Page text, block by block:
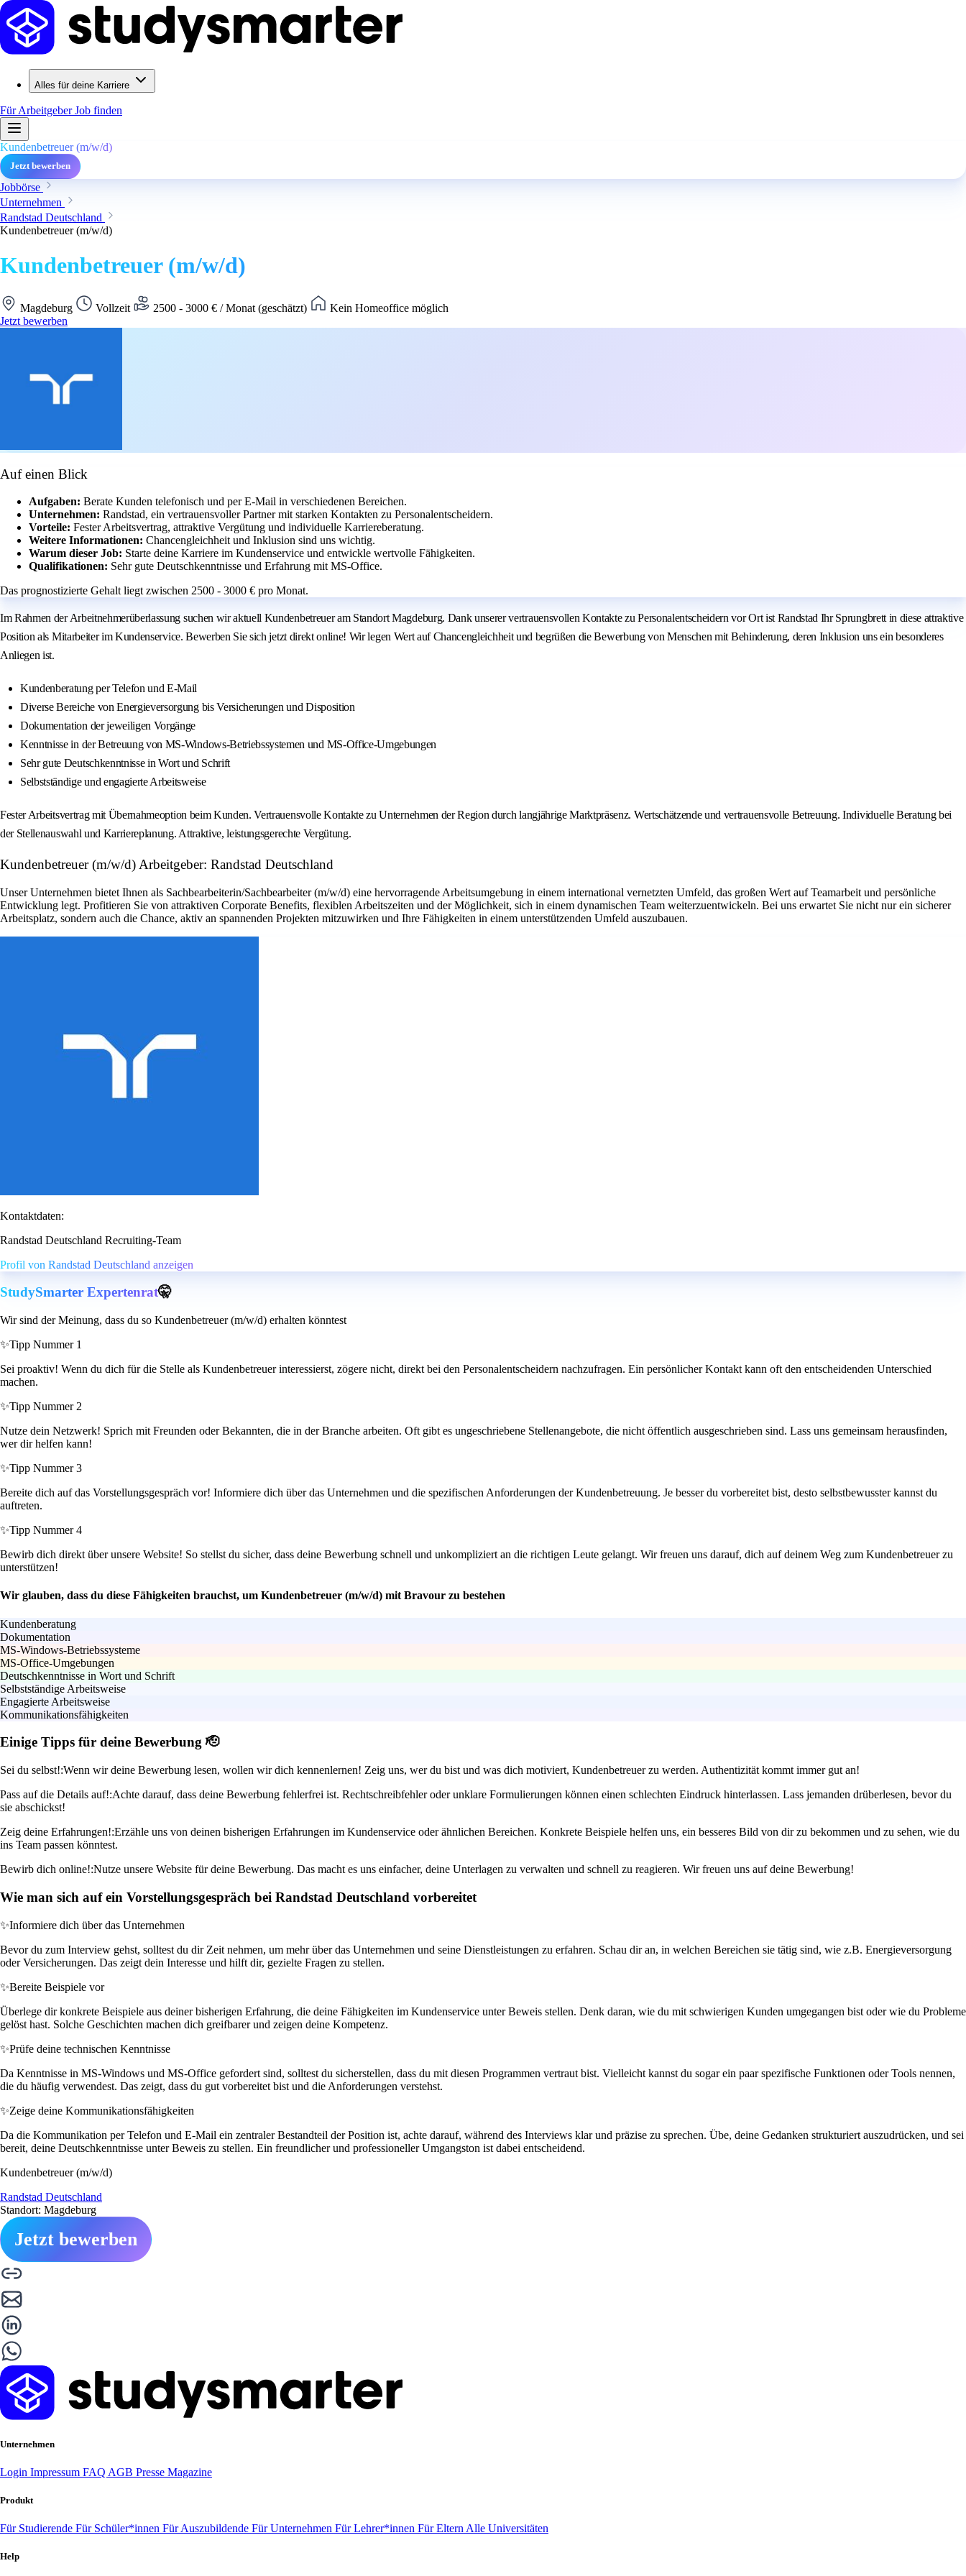
Alles für deine Karriere
Für ArbeitgeberJob finden
Kundenbetreuer (m/w/d)
Jetzt bewerben
Jobbörse
Unternehmen
Randstad Deutschland
Kundenbetreuer (m/w/d)
Kundenbetreuer (m/w/d)
Magdeburg Vollzeit 2500 - 3000 € / Monat (geschätzt)
Kein Homeoffice möglich
Jetzt bewerben
Auf einen Blick
Aufgaben: Berate Kunden telefonisch und per E-Mail in verschiedenen Bereichen.
Unternehmen: Randstad, ein vertrauensvoller Partner mit starken Kontakten zu Personalentscheidern.
Vorteile: Fester Arbeitsvertrag, attraktive Vergütung und individuelle Karriereberatung.
Weitere Informationen: Chancengleichheit und Inklusion sind uns wichtig.
Warum dieser Job: Starte deine Karriere im Kundenservice und entwickle wertvolle Fähigkeiten.
Qualifikationen: Sehr gute Deutschkenntnisse und Erfahrung mit MS-Office.
Das prognostizierte Gehalt liegt zwischen 2500 - 3000 € pro Monat.
Im Rahmen der Arbeitnehmerüberlassung suchen wir aktuell Kundenbetreuer am Standort Magdeburg. Dank unserer vertrauensvollen Kontakte zu Personalentscheidern vor Ort ist Randstad Ihr Sprungbrett in diese attraktive
Position als Mitarbeiter im Kundenservice. Bewerben Sie sich jetzt direkt online! Wir legen Wert auf Chancengleichheit und begrüßen die Bewerbung von Menschen mit Behinderung, deren Inklusion uns ein besonderes
Anliegen ist.
Kundenberatung per Telefon und E-Mail
Diverse Bereiche von Energieversorgung bis Versicherungen und Disposition
Dokumentation der jeweiligen Vorgänge
Kenntnisse in der Betreuung von MS-Windows-Betriebssystemen und MS-Office-Umgebungen
Sehr gute Deutschkenntnisse in Wort und Schrift
Selbstständige und engagierte Arbeitsweise
Fester Arbeitsvertrag mit Übernahmeoption beim Kunden. Vertrauensvolle Kontakte zu Unternehmen der Region durch langjährige Marktpräsenz. Wertschätzende und vertrauensvolle Betreuung. Individuelle Beratung bei
der Stellenauswahl und Karriereplanung. Attraktive, leistungsgerechte Vergütung.
Kundenbetreuer (m/w/d) Arbeitgeber: Randstad Deutschland
Unser Unternehmen bietet Ihnen als Sachbearbeiterin/Sachbearbeiter (m/w/d) eine hervorragende Arbeitsumgebung in einem international vernetzten Umfeld, das großen Wert auf Teamarbeit und persönliche
Entwicklung legt. Profitieren Sie von attraktiven Corporate Benefits, flexiblen Arbeitszeiten und der Möglichkeit, sich in einem dynamischen Team weiterzuentwickeln. Bei uns erwartet Sie nicht nur ein sicherer
Arbeitsplatz, sondern auch die Chance, aktiv an spannenden Projekten mitzuwirken und Ihre Fähigkeiten in einem unterstützenden Umfeld auszubauen.
Kontaktdaten:
Randstad Deutschland Recruiting-Team
Profil von Randstad Deutschland anzeigen
StudySmarter Expertenrat🤫
Wir sind der Meinung, dass du so Kundenbetreuer (m/w/d) erhalten könntest
✨Tipp Nummer 1
Sei proaktiv! Wenn du dich für die Stelle als Kundenbetreuer interessierst, zögere nicht, direkt bei den Personalentscheidern nachzufragen. Ein persönlicher Kontakt kann oft den entscheidenden Unterschied
machen.
✨Tipp Nummer 2
Nutze dein Netzwerk! Sprich mit Freunden oder Bekannten, die in der Branche arbeiten. Oft gibt es ungeschriebene Stellenangebote, die nicht öffentlich ausgeschrieben sind. Lass uns gemeinsam herausfinden,
wer dir helfen kann!
✨Tipp Nummer 3
Bereite dich auf das Vorstellungsgespräch vor! Informiere dich über das Unternehmen und die spezifischen Anforderungen der Kundenbetreuung. Je besser du vorbereitet bist, desto selbstbewusster kannst du
auftreten.
✨Tipp Nummer 4
Bewirb dich direkt über unsere Website! So stellst du sicher, dass deine Bewerbung schnell und unkompliziert an die richtigen Leute gelangt. Wir freuen uns darauf, dich auf deinem Weg zum Kundenbetreuer zu
unterstützen!
Wir glauben, dass du diese Fähigkeiten brauchst, um Kundenbetreuer (m/w/d) mit Bravour zu bestehen
Kundenberatung
Dokumentation
MS-Windows-Betriebssysteme
MS-Office-Umgebungen
Deutschkenntnisse in Wort und Schrift
Selbstständige Arbeitsweise
Engagierte Arbeitsweise
Kommunikationsfähigkeiten
Einige Tipps für deine Bewerbung 🫡
Sei du selbst!:Wenn wir deine Bewerbung lesen, wollen wir dich kennenlernen! Zeig uns, wer du bist und was dich motiviert, Kundenbetreuer zu werden. Authentizität kommt immer gut an!
Pass auf die Details auf!:Achte darauf, dass deine Bewerbung fehlerfrei ist. Rechtschreibfehler oder unklare Formulierungen können einen schlechten Eindruck hinterlassen. Lass jemanden drüberlesen, bevor du
sie abschickst!
Zeig deine Erfahrungen!:Erzähle uns von deinen bisherigen Erfahrungen im Kundenservice oder ähnlichen Bereichen. Konkrete Beispiele helfen uns, ein besseres Bild von dir zu bekommen und zu sehen, wie du
ins Team passen könntest.
Bewirb dich online!:Nutze unsere Website für deine Bewerbung. Das macht es uns einfacher, deine Unterlagen zu verwalten und schnell zu reagieren. Wir freuen uns auf deine Bewerbung!
Wie man sich auf ein Vorstellungsgespräch bei Randstad Deutschland vorbereitet
✨Informiere dich über das Unternehmen
Bevor du zum Interview gehst, solltest du dir Zeit nehmen, um mehr über das Unternehmen und seine Dienstleistungen zu erfahren. Schau dir an, in welchen Bereichen sie tätig sind, wie z.B. Energieversorgung
oder Versicherungen. Das zeigt dein Interesse und hilft dir, gezielte Fragen zu stellen.
✨Bereite Beispiele vor
Überlege dir konkrete Beispiele aus deiner bisherigen Erfahrung, die deine Fähigkeiten im Kundenservice unter Beweis stellen. Denk daran, wie du mit schwierigen Kunden umgegangen bist oder wie du Probleme
gelöst hast. Solche Geschichten machen dich greifbarer und zeigen deine Kompetenz.
✨Prüfe deine technischen Kenntnisse
Da Kenntnisse in MS-Windows und MS-Office gefordert sind, solltest du sicherstellen, dass du mit diesen Programmen vertraut bist. Vielleicht kannst du sogar ein paar spezifische Funktionen oder Tools nennen,
die du häufig verwendest. Das zeigt, dass du gut vorbereitet bist und die Anforderungen verstehst.
✨Zeige deine Kommunikationsfähigkeiten
Da die Kommunikation per Telefon und E-Mail ein zentraler Bestandteil der Position ist, achte darauf, während des Interviews klar und präzise zu sprechen. Übe, deine Gedanken strukturiert auszudrücken, und sei
bereit, deine Deutschkenntnisse unter Beweis zu stellen. Ein freundlicher und professioneller Umgangston ist dabei entscheidend.
Kundenbetreuer (m/w/d)
Randstad Deutschland
Standort: Magdeburg
Jetzt bewerben
Unternehmen
Login Impressum FAQ AGB Presse Magazine
Produkt
Für Studierende Für Schüler*innen Für Auszubildende Für Unternehmen Für Lehrer*innen Für Eltern Alle Universitäten
Help